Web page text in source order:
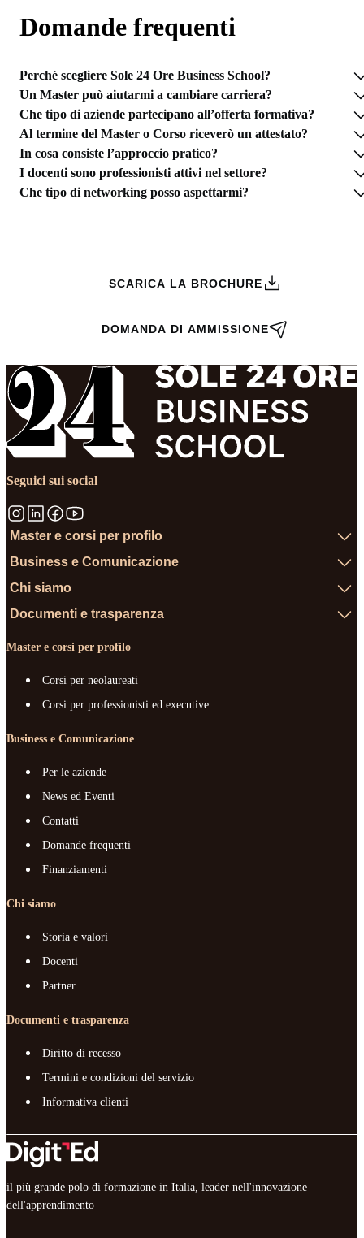
Domande frequenti
Perché scegliere Sole 24 Ore Business School?
Un Master può aiutarmi a cambiare carriera?
Che tipo di aziende partecipano all’offerta formativa?
Al termine del Master o Corso riceverò un attestato?
In cosa consiste l’approccio pratico?
I docenti sono professionisti attivi nel settore?
Che tipo di networking posso aspettarmi?
SCARICA LA BROCHURE
DOMANDA DI AMMISSIONE
Seguici sui social
Master e corsi per profilo
Business e Comunicazione
Chi siamo
Documenti e trasparenza
Master e corsi per profilo
Corsi per neolaureati
Corsi per professionisti ed executive
Business e Comunicazione
Per le aziende
News ed Eventi
Contatti
Domande frequenti
Finanziamenti
Chi siamo
Storia e valori
Docenti
Partner
Documenti e trasparenza
Diritto di recesso
Termini e condizioni del servizio
Informativa clienti
il più grande polo di formazione in Italia, leader nell'innovazione
dell'apprendimento